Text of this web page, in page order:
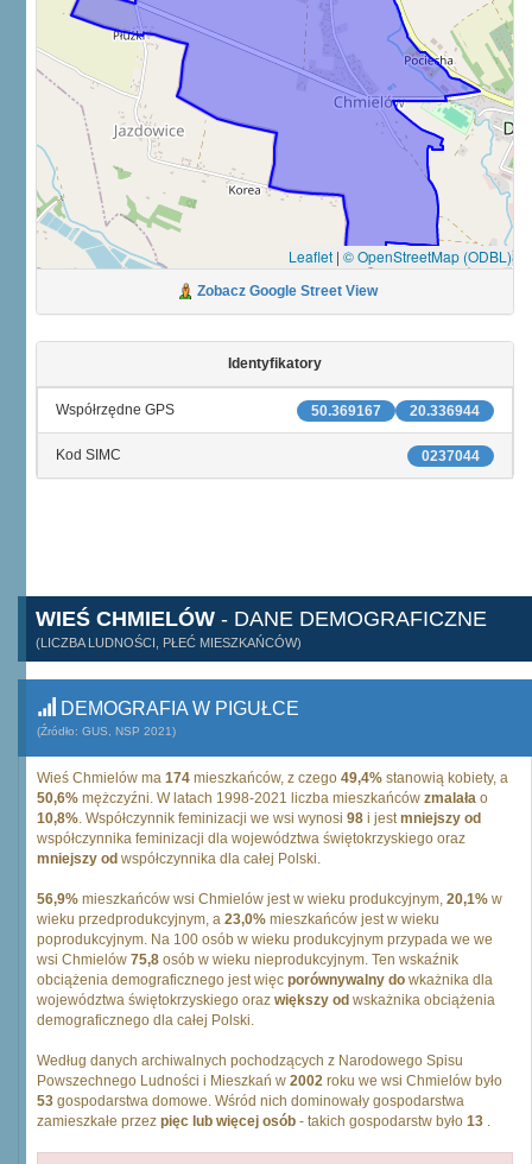
Leaflet | © OpenStreetMap (ODBL)
Zobacz Google Street View
Identyfikatory
20.336944
50.369167
Współrzędne GPS
0237044
Kod SIMC
WIEŚ CHMIELÓW - DANE DEMOGRAFICZNE
(LICZBA LUDNOŚCI, PŁEĆ MIESZKAŃCÓW)
DEMOGRAFIA W PIGUŁCE
(Źródło: GUS, NSP 2021)
Wieś Chmielów ma 174 mieszkańców, z czego 49,4% stanowią kobiety, a
50,6% mężczyźni. W latach 1998-2021 liczba mieszkańców zmalała o
10,8%. Współczynnik feminizacji we wsi wynosi 98 i jestmniejszy od
współczynnika feminizacji dla województwa świętokrzyskiego oraz
mniejszy od współczynnika dla całej Polski.
56,9% mieszkańców wsi Chmielów jest w wieku produkcyjnym, 20,1% w
wieku przedprodukcyjnym, a 23,0% mieszkańców jest w wieku
poprodukcyjnym. Na 100 osób w wieku produkcyjnym przypada we we
wsi Chmielów 75,8 osób w wieku nieprodukcyjnym. Ten wskaźnik
obciążenia demograficznego jest więc porównywalny do wkażnika dla
województwa świętokrzyskiego oraz większy od wskażnika obciążenia
demograficznego dla całej Polski.
Według danych archiwalnych pochodzących z Narodowego Spisu
Powszechnego Ludności i Mieszkań w 2002 roku we wsi Chmielów było
53 gospodarstwa domowe. Wśród nich dominowały gospodarstwa
zamieszkałe przez pięc lub więcej osób - takich gospodarstw było 13 .